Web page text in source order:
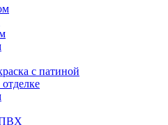
с патиной
ПВХ